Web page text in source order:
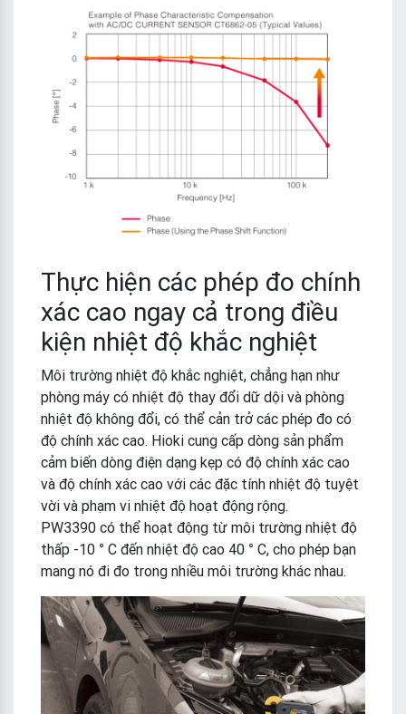
Thực hiện các phép đo chính
xác cao ngay cả trong điều
kiện nhiệt độ khắc nghiệt
Môi trường nhiệt độ khắc nghiệt, chẳng hạn như
phòng máy có nhiệt độ thay đổi dữ dội và phòng
nhiệt độ không đổi, có thể cản trở các phép đo có
độ chính xác cao. Hioki cung cấp dòng sản phẩm
cảm biến dòng điện dạng kẹp có độ chính xác cao
và độ chính xác cao với các đặc tính nhiệt độ tuyệt
vời và phạm vi nhiệt độ hoạt động rộng.
PW3390 có thể hoạt động từ môi trường nhiệt độ
thấp -10 ° C đến nhiệt độ cao 40 ° C, cho phép bạn
mang nó đi đo trong nhiều môi trường khác nhau.